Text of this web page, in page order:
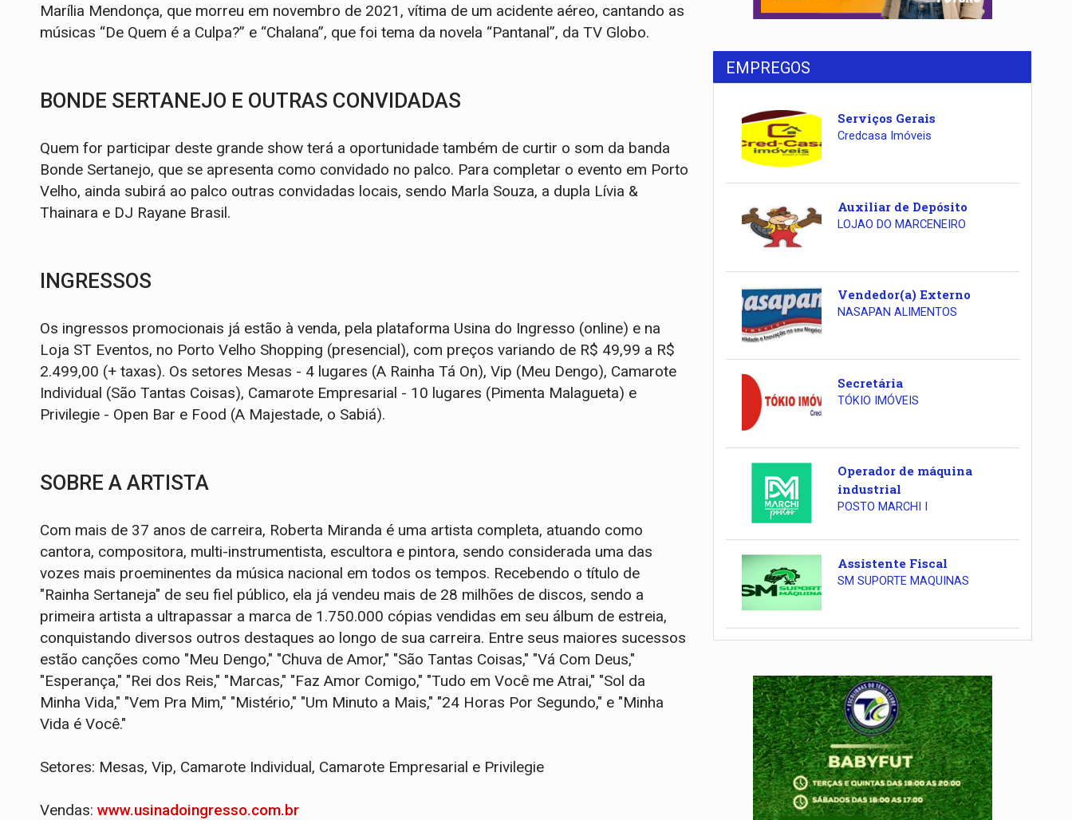
Marília Mendonça, que morreu em novembro de 2021, vítima de um acidente aéreo, cantando as
músicas “De Quem é a Culpa?” e “Chalana”, que foi tema da novela “Pantanal”, da TV Globo.
BONDE SERTANEJO E OUTRAS CONVIDADAS
Quem for participar deste grande show terá a oportunidade também de curtir o som da banda
Bonde Sertanejo, que se apresenta como convidado no palco. Para completar o evento em Porto
Velho, ainda subirá ao palco outras convidadas locais, sendo Marla Souza, a dupla Lívia &
Thainara e DJ Rayane Brasil.
INGRESSOS
Os ingressos promocionais já estão à venda, pela plataforma Usina do Ingresso (online) e na
Loja ST Eventos, no Porto Velho Shopping (presencial), com preços variando de R$ 49,99 a R$
2.499,00 (+ taxas). Os setores Mesas - 4 lugares (A Rainha Tá On), Vip (Meu Dengo), Camarote
Individual (São Tantas Coisas), Camarote Empresarial - 10 lugares (Pimenta Malagueta) e
Privilegie - Open Bar e Food (A Majestade, o Sabiá).
SOBRE A ARTISTA
Com mais de 37 anos de carreira, Roberta Miranda é uma artista completa, atuando como
cantora, compositora, multi-instrumentista, escultora e pintora, sendo considerada uma das
vozes mais proeminentes da música nacional em todos os tempos. Recebendo o título de
"Rainha Sertaneja" de seu fiel público, ela já vendeu mais de 28 milhões de discos, sendo a
primeira artista a ultrapassar a marca de 1.750.000 cópias vendidas em seu álbum de estreia,
conquistando diversos outros destaques ao longo de sua carreira. Entre seus maiores sucessos
estão canções como "Meu Dengo," "Chuva de Amor," "São Tantas Coisas," "Vá Com Deus,"
"Esperança," "Rei dos Reis," "Marcas," "Faz Amor Comigo," "Tudo em Você me Atrai," "Sol da
Minha Vida," "Vem Pra Mim," "Mistério," "Um Minuto a Mais," "24 Horas Por Segundo," e "Minha
Vida é Você."
Setores: Mesas, Vip, Camarote Individual, Camarote Empresarial e Privilegie
Vendas: www.usinadoingresso.com.br
EMPREGOS
Serviços Gerais
Credcasa Imóveis
Auxiliar de Depósito
LOJAO DO MARCENEIRO
Vendedor(a) Externo
NASAPAN ALIMENTOS
Secretária
TÓKIO IMÓVEIS
Operador de máquina
industrial
POSTO MARCHI I
Assistente Fiscal
SM SUPORTE MAQUINAS